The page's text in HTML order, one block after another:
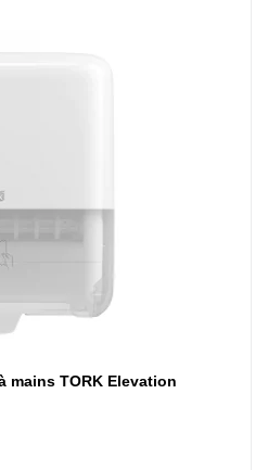
mains TORK Elevation